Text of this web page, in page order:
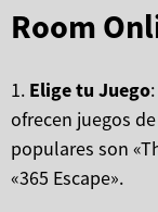
Room
1. Elige tu Juego
ofrecen juegos
populares son
«365 Escape».